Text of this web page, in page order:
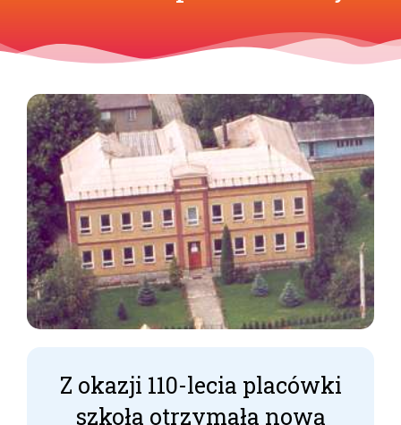
Z okazji 110-lecia placówki
szkoła otrzymała nową